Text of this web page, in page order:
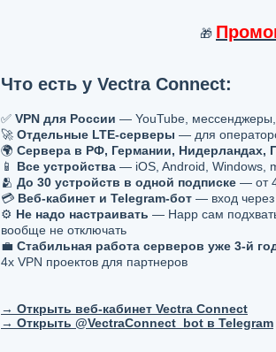
🎁
Что есть у Vectra Connect:
✅ VPN для России — YouTube, мессенджеры,
🚀 Отдельные LTE-серверы — для
🌍 Сервера в РФ, Германии, Нидерландах,
📱 Все устройства — iOS, Android, Windows,
🫂 До 30 устройств в одной подписке — от
💳 Веб-кабинет и Telegram-бот — вход
⚙️ Не надо настраивать — Happ сам
вообще не отключать
💼 Стабильная работа серверов уже 3-й
4х VPN проектов для партнеров
→ Открыть веб-кабинет Vectra Connect
→ Открыть @VectraConnect_bot в Telegram